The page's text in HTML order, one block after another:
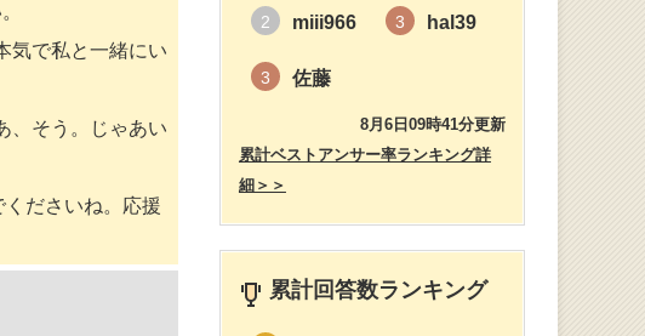
気で私と一緒にい
、そう。じゃあい
ださいね。応援
2 miii966 3 hal39
3 佐藤
8月6日09時41分更新
累計ベストアンサー率ランキング詳
細＞＞
累計回答数ランキング